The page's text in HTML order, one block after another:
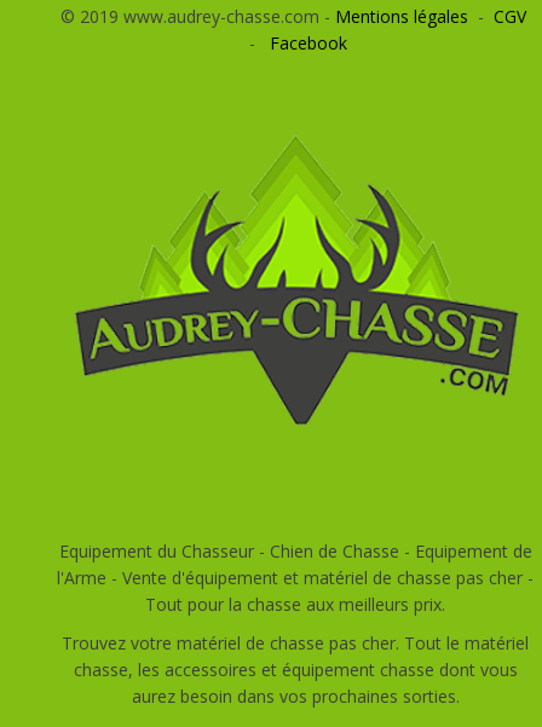
© 2019 www.audrey-chasse.com - Mentions légales - CGV
- Facebook
Equipement du Chasseur - Chien de Chasse - Equipement de
l'Arme - Vente d'équipement et matériel de chasse pas cher -
Tout pour la chasse aux meilleurs prix.
Trouvez votre matériel de chasse pas cher. Tout le matériel
chasse, les accessoires et équipement chasse dont vous
aurez besoin dans vos prochaines sorties.